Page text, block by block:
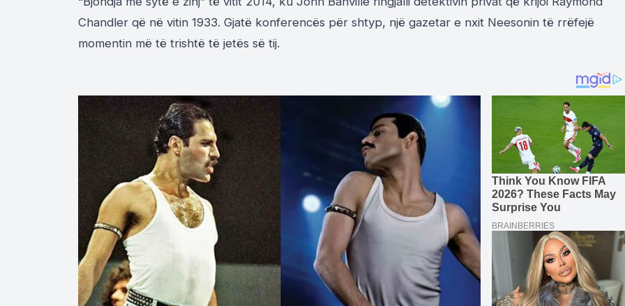
Chandler që në vitin 1933. Gjatë konferencës për shtyp, një gazetar e nxit Neesonin të rrëfejë
momentin më të trishtë të jetës së tij.